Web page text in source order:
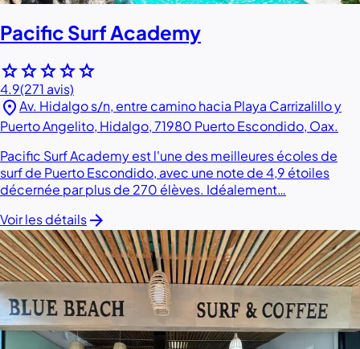
Pacific Surf Academy
starstarstarstarstar
4.9(271 avis)
location_onAv. Hidalgo s/n, entre camino hacia Playa Carrizalillo y
Puerto Angelito, Hidalgo, 71980 Puerto Escondido, Oax.
Pacific Surf Academy est l'une des meilleures écoles de
surf de Puerto Escondido, avec une note de 4,9 étoiles
décernée par plus de 270 élèves. Idéalement…
Voir les détailsarrow_forward